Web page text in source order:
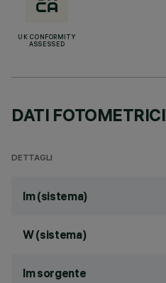
UK CONFORMITY
ASSESSED
DATI FOTOMETRICI
DETTAGLI
lm (sistema)
W (sistema)
lm sorgente